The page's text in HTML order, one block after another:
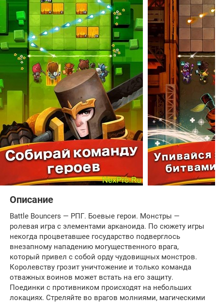
Описание
Battle Bouncers — РПГ. Боевые герои. Монстры —
ролевая игра с элементами арканоида. По сюжету игры
некогда процветавшее государство подверглось
внезапному нападению могущественного врага,
который привел с собой орду чудовищных монстров.
Королевству грозит уничтожение и только команда
отважных воинов может встать на его защиту.
Поединки с противником происходят на небольших
локациях. Стреляйте во врагов молниями, магическими